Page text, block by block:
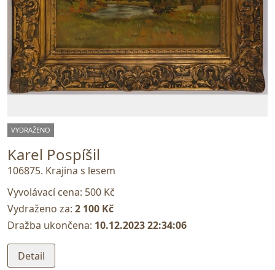
VYDRAŽENO
Karel Pospíšil
106875. Krajina s lesem
Vyvolávací cena: 500 Kč
Vydraženo za: 2 100 Kč
Dražba ukončena: 10.12.2023 22:34:06
Detail